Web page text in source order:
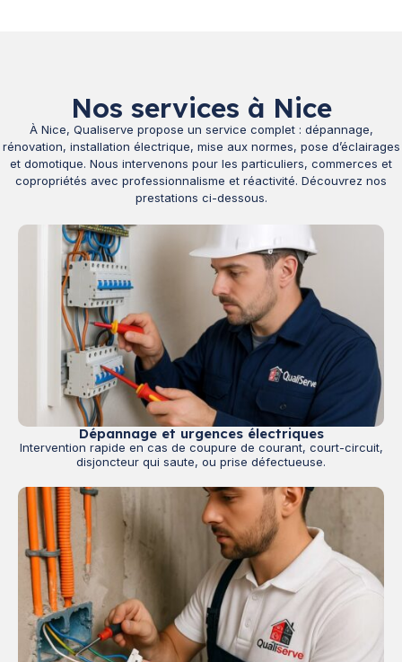
Nos services à Nice
À Nice, Qualiserve propose un service complet : dépannage,
rénovation, installation électrique, mise aux normes, pose d’éclairages
et domotique. Nous intervenons pour les particuliers, commerces et
copropriétés avec professionnalisme et réactivité. Découvrez nos
prestations ci-dessous.
Dépannage et urgences électriques
Intervention rapide en cas de coupure de courant, court-circuit,
disjoncteur qui saute, ou prise défectueuse.